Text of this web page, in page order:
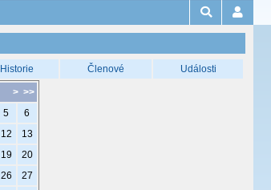
Historie Členové Události
> >>
5
6
12
13
19
20
26
27